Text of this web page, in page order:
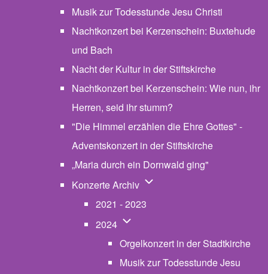
Musik zur Todesstunde Jesu Christi
Nachtkonzert bei Kerzenschein: Buxtehude
und Bach
Nacht der Kultur in der Stiftskirche
Nachtkonzert bei Kerzenschein: Wie nun, ihr
Herren, seid ihr stumm?
"Die Himmel erzählen die Ehre Gottes" -
Adventskonzert in der Stiftskirche
„Maria durch ein Dornwald ging"
Konzerte Archiv Unternavigation von
2021 - 2023
2024 Unternavigation von 2024
Orgelkonzert in der Stadtkirche
Musik zur Todesstunde Jesu